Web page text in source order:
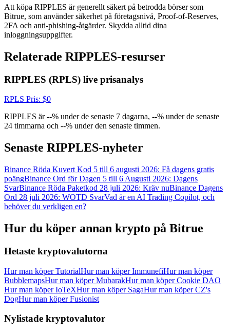
USDT New User Exclusive 10% APR
USDT Flexible Staking | Daily Rewards
BTC Flexible Staking | Daily Rewards
Fler evenemang
Vinn priser och exklusiva belöningar
Belöningscenter
Att köpa RIPPLES är generellt säkert på betrodda börser som
Bitrue, som använder säkerhet på företagsnivå, Proof-of-Reserves,
2FA och anti-phishing-åtgärder. Skydda alltid dina
inloggningsuppgifter.
Relaterade RIPPLES-resurser
RIPPLES (RPLS) live prisanalys
RPLS Pris: $0
RIPPLES är --% under de senaste 7 dagarna, --% under de senaste
24 timmarna och --% under den senaste timmen.
Senaste RIPPLES-nyheter
Binance Röda Kuvert Kod 5 till 6 augusti 2026: Få dagens gratis
poängBinance Ord för Dagen 5 till 6 Augusti 2026: Dagens
SvarBinance Röda Paketkod 28 juli 2026: Kräv nuBinance Dagens
Ord 28 juli 2026: WOTD SvarVad är en AI Trading Copilot, och
behöver du verkligen en?
Hur du köper annan krypto på Bitrue
Hetaste kryptovalutorna
Hur man köper TutorialHur man köper ImmunefiHur man köper
BubblemapsHur man köper MubarakHur man köper Cookie DAO
Hur man köper IoTeXHur man köper SagaHur man köper CZ's
DogHur man köper Fusionist
Nylistade kryptovalutor